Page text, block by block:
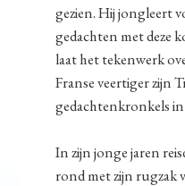
gezien. Hij jongleert
gedachten met deze
laat het tekenwerk
Franse veertiger zijn
gedachtenkronkels
In zijn jonge jaren
rond met zijn rugzak